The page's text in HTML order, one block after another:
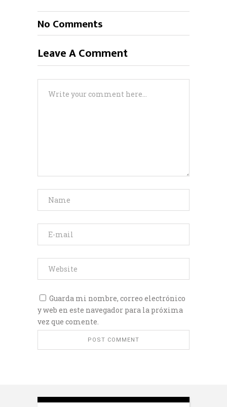
No Comments
Leave A Comment
Guarda mi nombre, correo electrónico
y web en este navegador para la próxima
vez que comente.